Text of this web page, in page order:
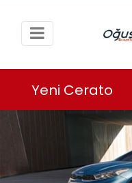
Yeni Cerato